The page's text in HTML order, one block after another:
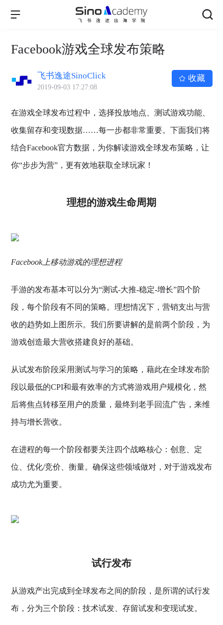
Facebook游戏全球发布策略
飞书逸途SinoClick
2019-09-03 17:27:08
收藏
在游戏全球发布过程中，选择投放地点、测试游戏功能、
收集留存和变现数据……每一步都非常重要。下面我们将
结合Facebook官方数据，为你解读游戏全球发布策略，让
你“步步为营”，更有效地获取全球玩家！
理想的游戏生命周期
Facebook上移动游戏的理想进程
手游的发布基本可以分为“测试-大推-稳定-增长”四个阶
段，每个阶段有不同的策略。理想情况下，营销支出与营
收的趋势如上图所示。我们所要讲解的是前两个阶段，为
游戏创造最大营收搭建良好的基础。
从试发布阶段采用测试与学习的策略，藉此在全球发布阶
段以最低的CPI和最有效率的方式将游戏用户规模化，然
后将焦点转移至用户的质量，最终到老手回流广告，来维
持与增长营收。
在进程的每一个阶段都要关注四个战略核心：创意、定
位、优化/竞价、衡量。确保这些领域做对，对于游戏发布
成功尤为重要。
试行发布
从游戏产出完成到全球发布之间的阶段，是所谓的试行发
布，分为三个阶段：技术试发、存留试发和变现试发。